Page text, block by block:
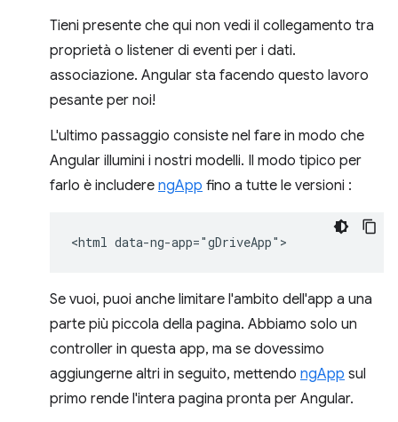
Tieni presente che qui non vedi il collegamento tra
proprietà o listener di eventi per i dati.
associazione. Angular sta facendo questo lavoro
pesante per noi!
L'ultimo passaggio consiste nel fare in modo che
Angular illumini i nostri modelli. Il modo tipico per
farlo è includere ngApp fino a tutte le versioni :
Se vuoi, puoi anche limitare l'ambito dell'app a una
parte più piccola della pagina. Abbiamo solo un
controller in questa app, ma se dovessimo
aggiungerne altri in seguito, mettendo ngApp sul
primo rende l'intera pagina pronta per Angular.